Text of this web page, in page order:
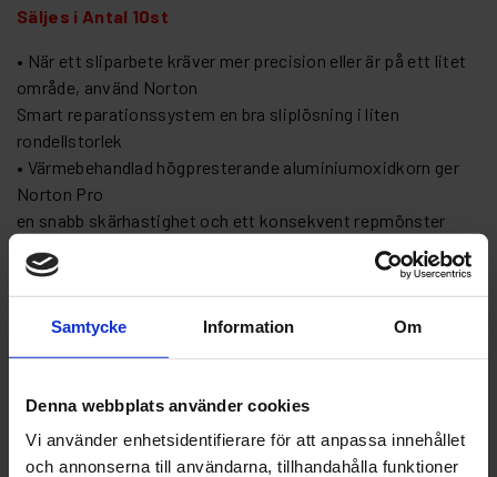
Samtycke Information Om
Denna webbplats använder cookies
Vi använder enhetsidentifierare för att anpassa innehållet
och annonserna till användarna, tillhandahålla funktioner
Säljes i Antal 10st
• När ett sliparbete kräver mer precision eller är på ett litet
område, använd Norton
Smart reparationssystem en bra sliplösning i liten
rondellstorlek
• Värmebehandlad högpresterande aluminiumoxidkorn ger
Norton Pro
en snabb skärhastighet och ett konsekvent repmönster
• Flexibel och rivtålig tack vare deras fiberförstärkta
latexpappersbaksida
som är tjockare i grövre korn för att stödja mer aggressiva
sliparbeten
• No-Fil®-skiktet tillsätts för att motstå belastning och är
eliminerar risken för färgöverföring till ytan